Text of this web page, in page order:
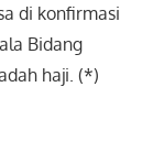
di konfirmasi
Bidang
haji. (*)